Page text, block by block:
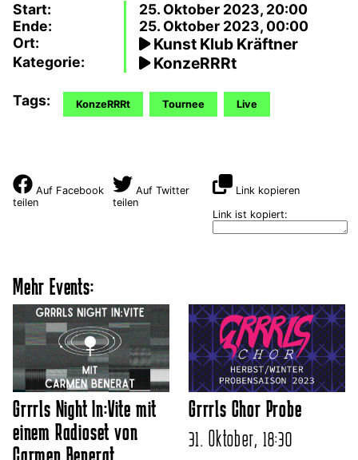
Start:
25. Oktober 2023, 20:00
Ende:
25. Oktober 2023, 00:00
Ort:
Kunst Klub Kräftner
Kategorie: KonzeRRRt
Tags: KonzeRRRt Tournee Live
Auf Facebook
teilen
Auf Twitter
teilen
Link kopieren
Link ist kopiert:
Mehr Events:
Grrrls Night In:Vite mit
einem Radioset von
Carmen Benerat
Grrrls Chor Probe
31. Oktober, 18:30